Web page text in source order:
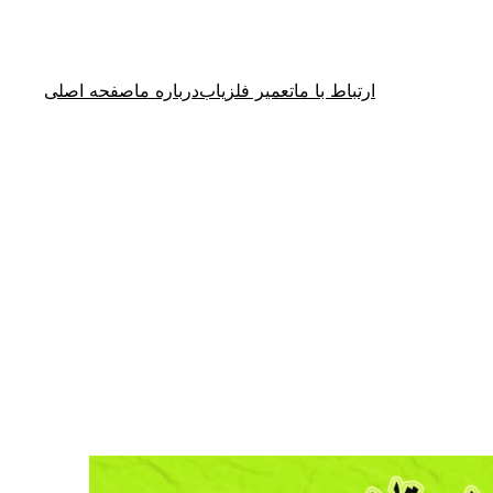
ارتباط با ماتعمیر فلزیابدرباره ماصفحه اصلی